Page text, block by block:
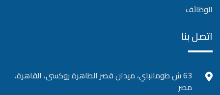
الوظائف
اتصل بنا
63 ش طومانباي، ميدان قصر الطاهرة روكسى، القاهرة،
مصر